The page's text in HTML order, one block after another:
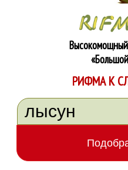
РИФМА К